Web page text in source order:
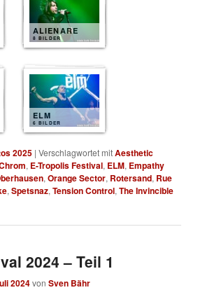
ALIENARE
8 BILDER
ELM
6 BILDER
2025 |Verschlagwortet mitAesthetic
, E-Tropolis Festival, ELM, Empathy
,Orange Sector, Rotersand, Rue
,Spetsnaz,Tension Control,The Invincible
2024 – Teil 1
2024vonSven Bähr